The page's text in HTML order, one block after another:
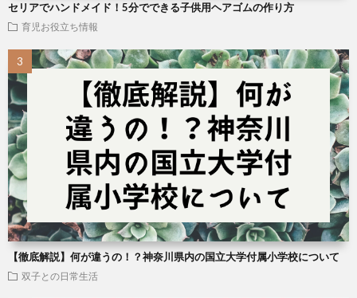
セリアでハンドメイド！5分でできる子供用ヘアゴムの作り方
育児お役立ち情報
【徹底解説】何が違うの！？神奈川県内の国立大学付属小学校について
双子との日常生活